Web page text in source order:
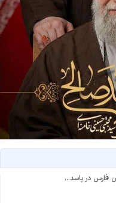
فارس در پاسد...